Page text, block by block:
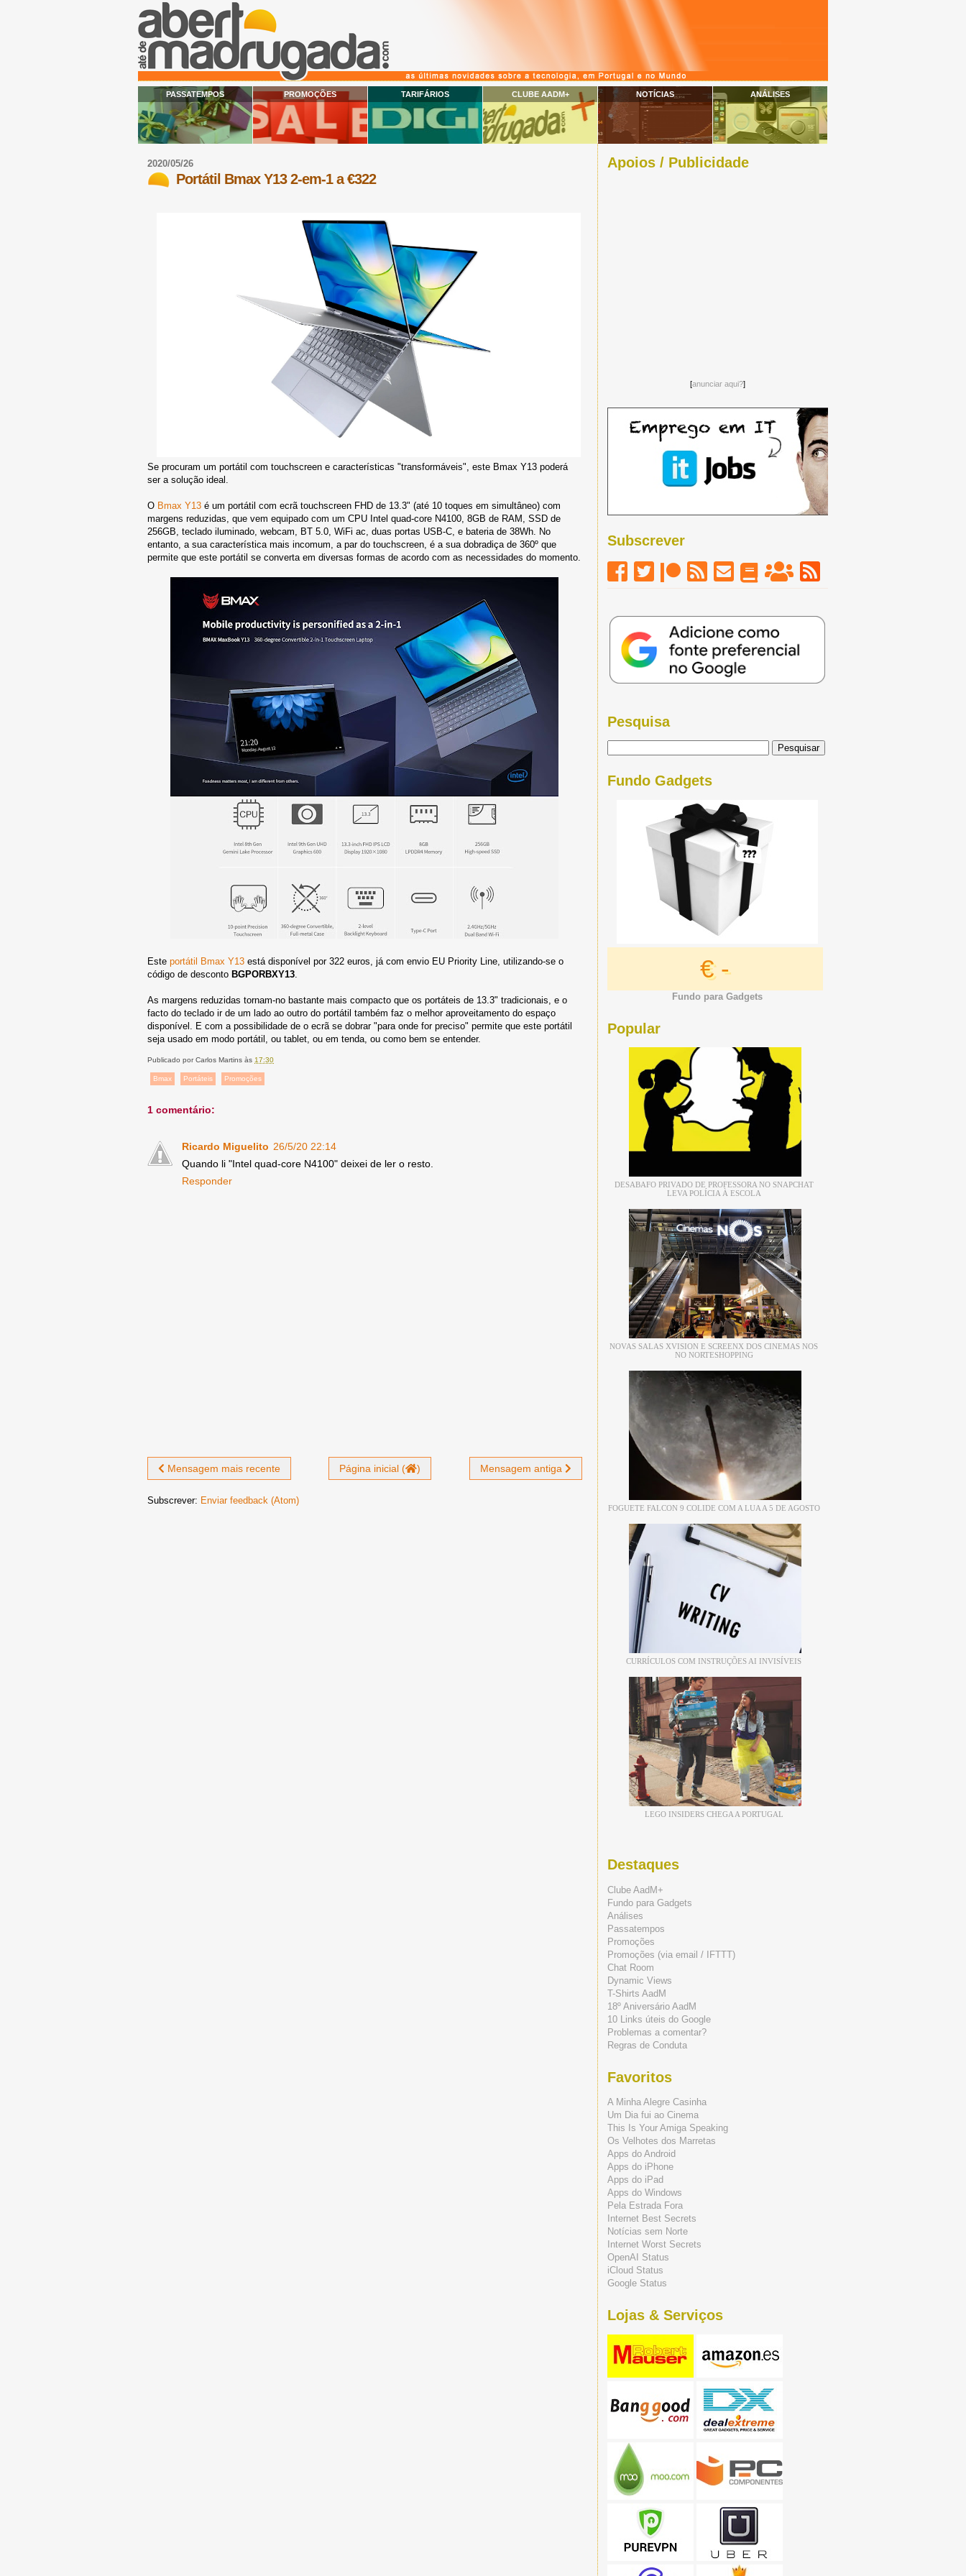
PASSATEMPOS PROMOÇÕES TARIFÁRIOS CLUBE AADM+ NOTÍCIAS ANÁLISES
2020/05/26
Portátil Bmax Y13 2-em-1 a €322
Se procuram um portátil com touchscreen e características "transformáveis", este Bmax Y13 poderá
ser a solução ideal.
O Bmax Y13 é um portátil com ecrã touchscreen FHD de 13.3" (até 10 toques em simultâneo) com
margens reduzidas, que vem equipado com um CPU Intel quad-core N4100, 8GB de RAM, SSD de
256GB, teclado iluminado, webcam, BT 5.0, WiFi ac, duas portas USB-C, e bateria de 38Wh. No
entanto, a sua característica mais incomum, a par do touchscreen, é a sua dobradiça de 360º que
permite que este portátil se converta em diversas formas de acordo com as necessidades do momento.
Este portátil Bmax Y13 está disponível por 322 euros, já com envio EU Priority Line, utilizando-se o
código de desconto BGPORBXY13
As margens reduzidas tornam-no bastante mais compacto que os portáteis de 13.3" tradicionais, e o
facto do teclado ir de um lado ao outro do portátil também faz o melhor aproveitamento do espaço
disponível. E com a possibilidade de o ecrã se dobrar "para onde for preciso" permite que este portátil
seja usado em modo portátil, ou tablet, ou em tenda, ou como bem se entender.
Publicado porCarlos Martins às 17:30
Bmax Portáteis Promoções
1 comentário:
Ricardo Miguelito 26/5/20 22:14
Quando li "Intel quad-core N4100" deixei de ler o resto.
Responder
Mensagem mais recente Mensagem antiga
Página inicial ( )
Subscrever: Enviar feedback (Atom)
Apoios / Publicidade
[anunciar aqui?]
Subscrever
Pesquisa
Fundo Gadgets
€ -
Fundo para Gadgets
Popular
DESABAFO PRIVADO DE PROFESSORA NO SNAPCHAT
LEVA POLÍCIA À ESCOLA
NOVAS SALAS XVISION E SCREENX DOS CINEMAS NOS
NO NORTESHOPPING
FOGUETE FALCON 9 COLIDE COM A LUA A 5 DE AGOSTO
CURRÍCULOS COM INSTRUÇÕES AI INVISÍVEIS
LEGO INSIDERS CHEGA A PORTUGAL
Destaques
Clube AadM+
Fundo para Gadgets
Análises
Passatempos
Promoções
Promoções (via email / IFTTT)
Chat Room
Dynamic Views
T-Shirts AadM
18º Aniversário AadM
10 Links úteis do Google
Problemas a comentar?
Regras de Conduta
Favoritos
A Minha Alegre Casinha
Um Dia fui ao Cinema
This Is Your Amiga Speaking
Os Velhotes dos Marretas
Apps do Android
Apps do iPhone
Apps do iPad
Apps do Windows
Pela Estrada Fora
Internet Best Secrets
Notícias sem Norte
Internet Worst Secrets
OpenAI Status
iCloud Status
Google Status
Lojas & Serviços